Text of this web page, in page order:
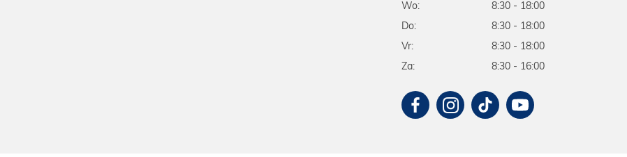
Wo:
8:30 - 18:00
Do:
8:30 - 18:00
Vr:
8:30 - 18:00
Za:
8:30 - 16:00